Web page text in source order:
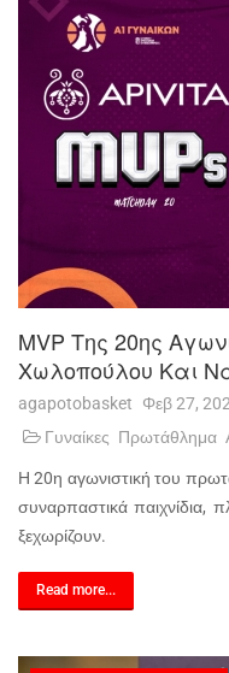
MVP Της 20ης
Χωλοπούλου Και
agapotobasket Φεβ 27,
Γυναίκες Πρωτάθλημα
Η 20η αγωνιστική του
συναρπαστικά παιχνίδια,
ξεχωρίζουν.
Read more...